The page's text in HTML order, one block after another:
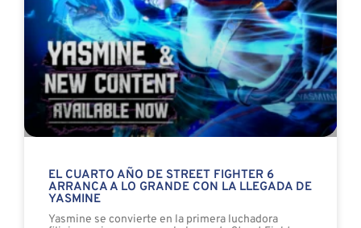
EL CUARTO AÑO DE STREET FIGHTER 6
ARRANCA A LO GRANDE CON LA LLEGADA DE
YASMINE
Yasmine se convierte en la primera luchadora